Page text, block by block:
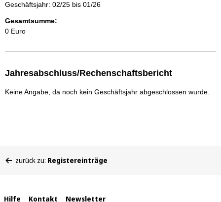
Geschäftsjahr: 02/25 bis 01/26
Gesamtsumme:
0 Euro
Jahresabschluss/Rechenschaftsbericht
Keine Angabe, da noch kein Geschäftsjahr abgeschlossen wurde.
befinden
zurück zu: Registereinträge
Hilfe Kontakt Newsletter